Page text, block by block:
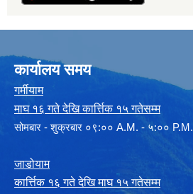
कार्यालय समय
गर्मीयाम
माघ १६ गते देखि कार्त्तिक १५ गतेसम्म
सोमबार - शुक्रबार ०९:०० A.M. - ५:०० P.M.
जाडोयाम
कार्त्तिक १६ गते देखि माघ १५ गतेसम्म